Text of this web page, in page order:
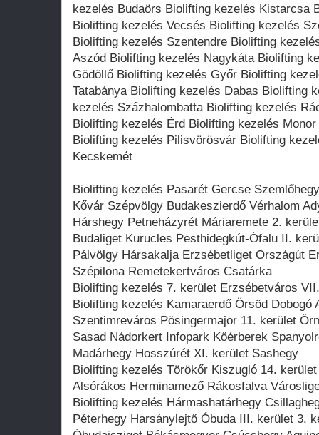
kezelés Budaörs Biolifting kezelés Kistarcsa
Biolifting kezelés Vecsés Biolifting kezelés
Biolifting kezelés Szentendre Biolifting
Aszód Biolifting kezelés Nagykáta Biolifting
Gödöllő Biolifting kezelés Győr Biolifting
Tatabánya Biolifting kezelés Dabas Biolifting
kezelés Százhalombatta Biolifting kezelés
Biolifting kezelés Érd Biolifting kezelés
Biolifting kezelés Pilisvörösvár Biolifting
Kecskemét
Biolifting kezelés Pasarét Gercse
Kővár Szépvölgy Budakeszierdő Vérhalom
Hárshegy Petneházyrét Máriaremete 2.
Budaliget Kurucles Pesthidegkút-Ófalu II.
Pálvölgy Hársakalja Erzsébetliget Országút
Szépilona Remetekertváros Csatárka
Biolifting kezelés 7. kerület Erzsébetváros
Biolifting kezelés Kamaraerdő Örsöd Dobogó
Szentimreváros Pösingermajor 11. kerület
Sasad Nádorkert Infopark Kőérberek
Madárhegy Hosszúrét XI. kerület Sashegy
Biolifting kezelés Törökőr Kiszugló 14.
Alsórákos Herminamező Rákosfalva
Biolifting kezelés Hármashatárhegy
Péterhegy Harsánylejtő Óbuda III. kerület 3.